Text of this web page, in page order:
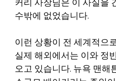
커리 사장님은 이 사실을
수밖에 없었습니다.
이런 상황이 전 세계적으
실제 해외에서는 이와 정
오고 있습니다. 뉴욕 맨해